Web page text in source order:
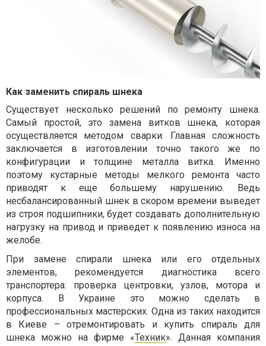
Как заменить спираль шнека
Существует несколько решений по ремонту шнека.
Самый простой, это замена витков шнека, которая
осуществляется методом сварки. Главная сложность
заключается в изготовлении точно такого же по
конфигурации и толщине металла витка. Именно
поэтому кустарные методы мелкого ремонта часто
приводят к еще большему нарушению. Ведь
несбалансированный шнек в скором времени выведет
из строя подшипники, будет создавать дополнительную
нагрузку на привод и приведет к появлению износа на
желобе.
При замене спирали шнека или его отдельных
элементов, рекомендуется диагностика всего
транспортера: проверка центровки, узлов, мотора и
корпуса. В Украине это можно сделать в
профессиональных мастерских. Одна из таких находится
в Киеве – отремонтировать и купить спираль для
шнека можно на фирме «Техник». Данная компания